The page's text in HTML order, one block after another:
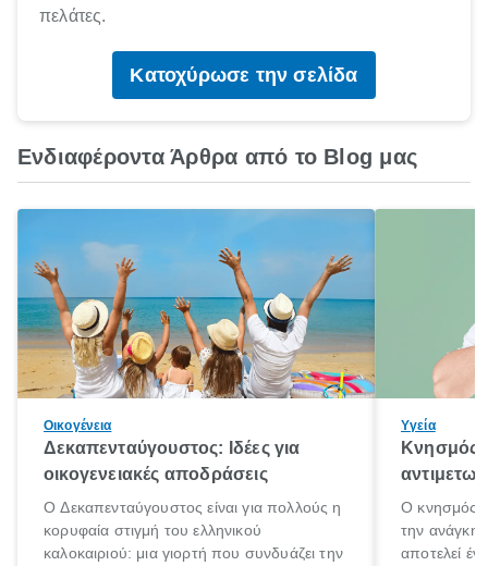
πελάτες.
Κατοχύρωσε την σελίδα
Ενδιαφέροντα Άρθρα από το Blog μας
Οικογένεια
Δεκαπενταύγουστος: Ιδέες για
οικογενειακές αποδράσεις
Ο Δεκαπενταύγουστος είναι για πολλούς η
κορυφαία στιγμή του ελληνικού
καλοκαιριού: μια γιορτή που συνδυάζει την
Υγεία
Κνησμός:
Ο κνησμός
την ανάγκη
αποτελεί